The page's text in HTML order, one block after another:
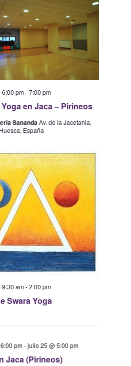
en Jaca – Pirineos
6:00 pm-7:00 pm
SanandaAv. de la Jacetania,
España
Swara Yoga
9:30 am-2:00 pm
Jaca (Pirineos)
pm-julio 25 @ 5:00 pm